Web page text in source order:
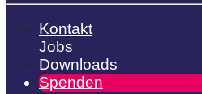
Kontakt
Jobs
Downloads
Spenden